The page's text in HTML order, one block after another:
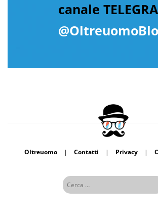
canale
Oltreuomo | Contatti | Privacy |